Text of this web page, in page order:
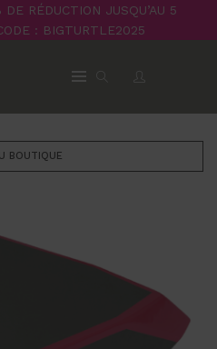
RÉDUCTION JUSQU’AU 5
: BIGTURTLE2025
BOUTIQUE